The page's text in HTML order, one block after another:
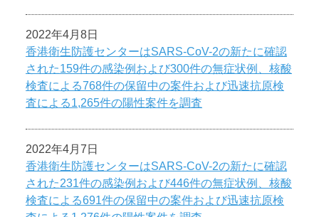
2022年4月8日
香港衛生防護センターはSARS-CoV-2の新たに確認
された159件の感染例および300件の無症状例、核酸
検査による768件の保留中の案件および迅速抗原検
査による1,265件の陽性案件を調査
2022年4月7日
香港衛生防護センターはSARS-CoV-2の新たに確認
された231件の感染例および446件の無症状例、核酸
検査による691件の保留中の案件および迅速抗原検